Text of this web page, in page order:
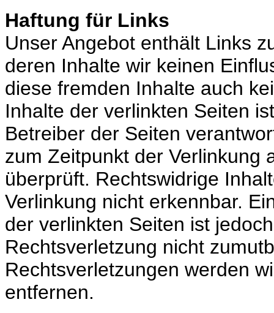
Haftung für Links
Unser Angebot enthält Links
deren Inhalte wir keinen
diese fremden Inhalte auch
Inhalte der verlinkten Seiten
Betreiber der Seiten
zum Zeitpunkt der Verlinkung
überprüft. Rechtswidrige
Verlinkung nicht erkennbar.
der verlinkten Seiten ist
Rechtsverletzung nicht
Rechtsverletzungen werden
entfernen.